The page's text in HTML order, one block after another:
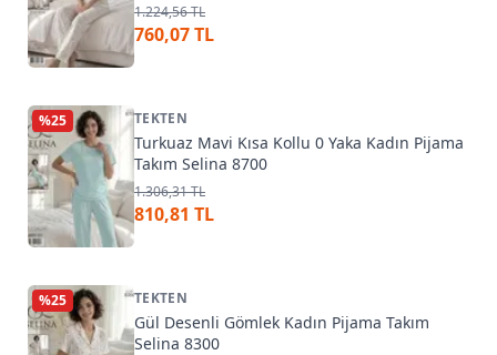
1.224,56 TL
760,07 TL
%25 TEKTEN
Turkuaz Mavi Kısa Kollu 0 Yaka Kadın Pijama
Takım Selina 8700
1.306,31 TL
810,81 TL
%25 TEKTEN
Gül Desenli Gömlek Kadın Pijama Takım
Selina 8300